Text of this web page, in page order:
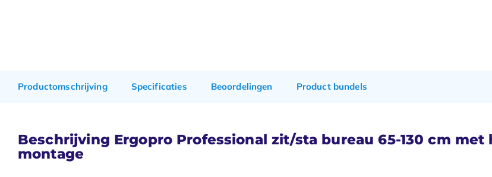
Productomschrijving Specificaties Beoordelingen Product bundels
Beschrijving Ergopro Professional zit/sta bureau 65-130 cm met
montage